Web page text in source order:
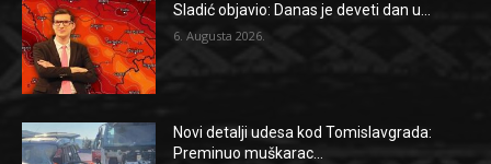
Sladić objavio: Danas je deveti dan u...
6. Augusta 2026.
Novi detalji udesa kod Tomislavgrada:
Preminuo muškarac...